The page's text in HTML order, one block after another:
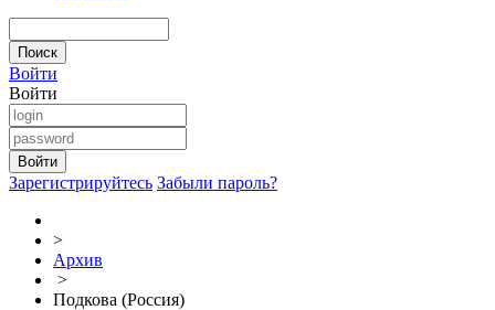
Войти
Войти
Зарегистрируйтесь Забыли пароль?
>
Архив
>
Подкова (Россия)